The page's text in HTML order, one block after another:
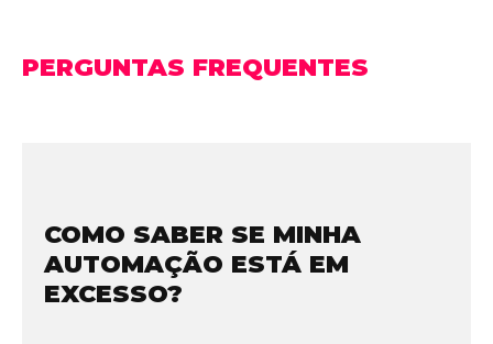
PERGUNTAS FREQUENTES
COMO SABER SE MINHA
AUTOMAÇÃO ESTÁ EM
EXCESSO?